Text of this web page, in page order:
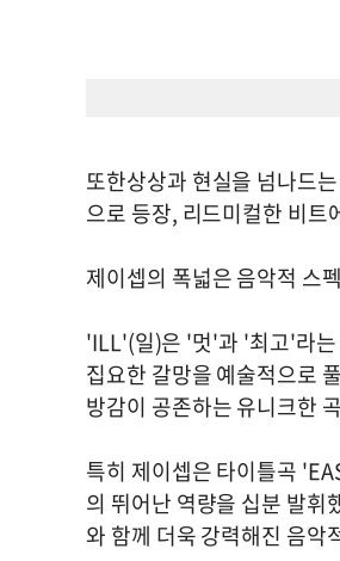
또한상상과 현실을 넘나드
으로 등장, 리드미컬한 비트
제이셉의 폭넓은 음악적 스
'ILL'(일)은 '멋'과 '최고'라는
집요한 갈망을 예술적으로
방감이 공존하는 유니크한
특히 제이셉은 타이틀곡
의 뛰어난 역량을 십분 발휘
와 함께 더욱 강력해진 음악